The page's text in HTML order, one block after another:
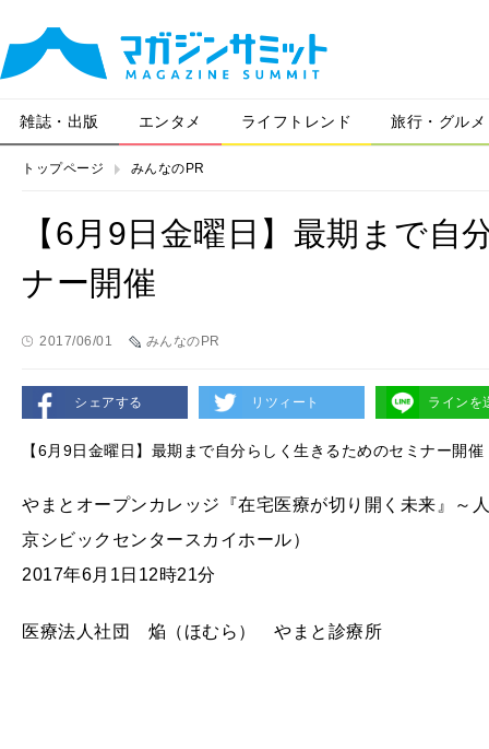
雑誌・出版 エンタメ ライフトレンド 旅行・グルメ
トップページ みんなのPR
【6月9日金曜日】最期まで
ナー開催
2017/06/01 みんなのPR
シェアする リツィート ラインを
【6月9日金曜日】最期まで自分らしく生きるためのセミナー開催
やまとオープンカレッジ『在宅医療が切り開く未来』～
京シビックセンタースカイホール）
2017年6月1日12時21分
医療法人社団 焔（ほむら） やまと診療所